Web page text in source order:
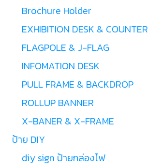
Brochure Holder
EXHIBITION DESK & COUNTER
FLAGPOLE & J-FLAG
INFOMATION DESK
PULL FRAME & BACKDROP
ROLLUP BANNER
X-BANER & X-FRAME
ป้าย DIY
diy sign ป้ายกล่องไฟ